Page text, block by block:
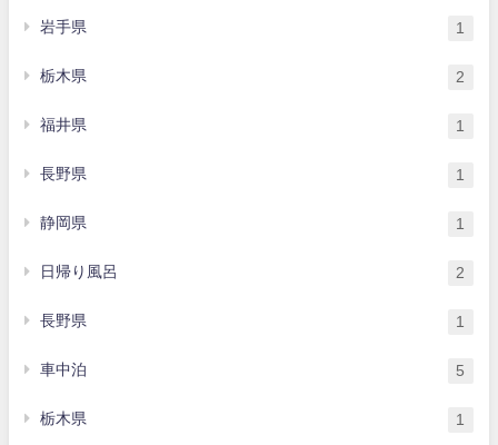
岩手県 1
栃木県 2
福井県 1
長野県 1
静岡県 1
日帰り風呂 2
長野県 1
車中泊 5
栃木県 1